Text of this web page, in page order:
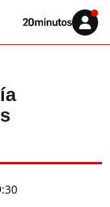
Volver
Iniciar
sesión